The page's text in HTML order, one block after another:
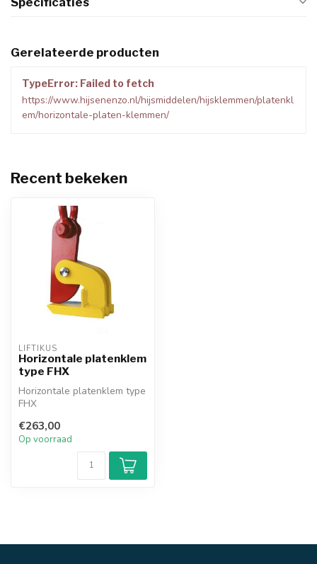
Gerelateerde producten
TypeError: Failed to fetch
https://www.hijsenenzo.nl/hijsmiddelen/hijsklemmen/platenkl
em/horizontale-platen-klemmen/
Recent bekeken
LIFTIKUS
Horizontale platenklem
type FHX
Horizontale platenklem type
FHX
€263,00
Op voorraad